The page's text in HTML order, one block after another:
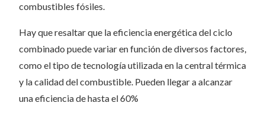
combustibles fósiles.
Hay que resaltar que la eficiencia energética del ciclo
combinado puede variar en función de diversos factores,
como el tipo de tecnología utilizada en la central térmica
y la calidad del combustible. Pueden llegar a alcanzar
una eficiencia de hasta el 60%